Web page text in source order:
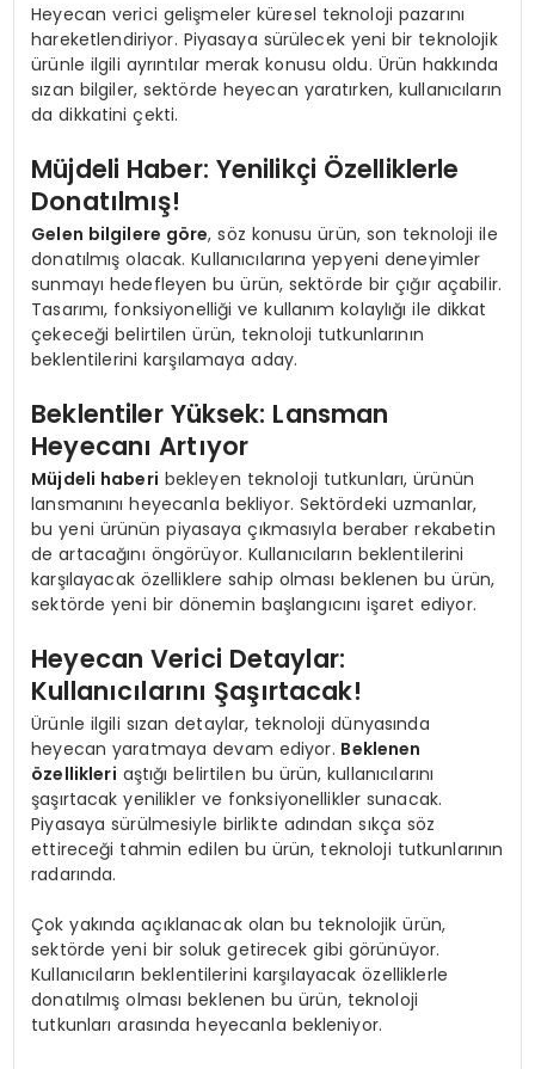
Heyecan verici gelişmeler küresel teknoloji pazarını
hareketlendiriyor. Piyasaya sürülecek yeni bir teknolojik
ürünle ilgili ayrıntılar merak konusu oldu. Ürün hakkında
sızan bilgiler, sektörde heyecan yaratırken, kullanıcıların
da dikkatini çekti.
Müjdeli Haber: Yenilikçi Özelliklerle
Donatılmış!
Gelen bilgilere göre, söz konusu ürün, son teknoloji ile
donatılmış olacak. Kullanıcılarına yepyeni deneyimler
sunmayı hedefleyen bu ürün, sektörde bir çığır açabilir.
Tasarımı, fonksiyonelliği ve kullanım kolaylığı ile dikkat
çekeceği belirtilen ürün, teknoloji tutkunlarının
beklentilerini karşılamaya aday.
Beklentiler Yüksek: Lansman
Heyecanı Artıyor
Müjdeli haberi bekleyen teknoloji tutkunları, ürünün
lansmanını heyecanla bekliyor. Sektördeki uzmanlar,
bu yeni ürünün piyasaya çıkmasıyla beraber rekabetin
de artacağını öngörüyor. Kullanıcıların beklentilerini
karşılayacak özelliklere sahip olması beklenen bu ürün,
sektörde yeni bir dönemin başlangıcını işaret ediyor.
Heyecan Verici Detaylar:
Kullanıcılarını Şaşırtacak!
Ürünle ilgili sızan detaylar, teknoloji dünyasında
heyecan yaratmaya devam ediyor. Beklenen
özellikleri aştığı belirtilen bu ürün, kullanıcılarını
şaşırtacak yenilikler ve fonksiyonellikler sunacak.
Piyasaya sürülmesiyle birlikte adından sıkça söz
ettireceği tahmin edilen bu ürün, teknoloji tutkunlarının
radarında.
Çok yakında açıklanacak olan bu teknolojik ürün,
sektörde yeni bir soluk getirecek gibi görünüyor.
Kullanıcıların beklentilerini karşılayacak özelliklerle
donatılmış olması beklenen bu ürün, teknoloji
tutkunları arasında heyecanla bekleniyor.